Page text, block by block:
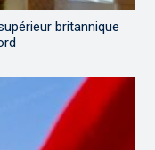
britannique